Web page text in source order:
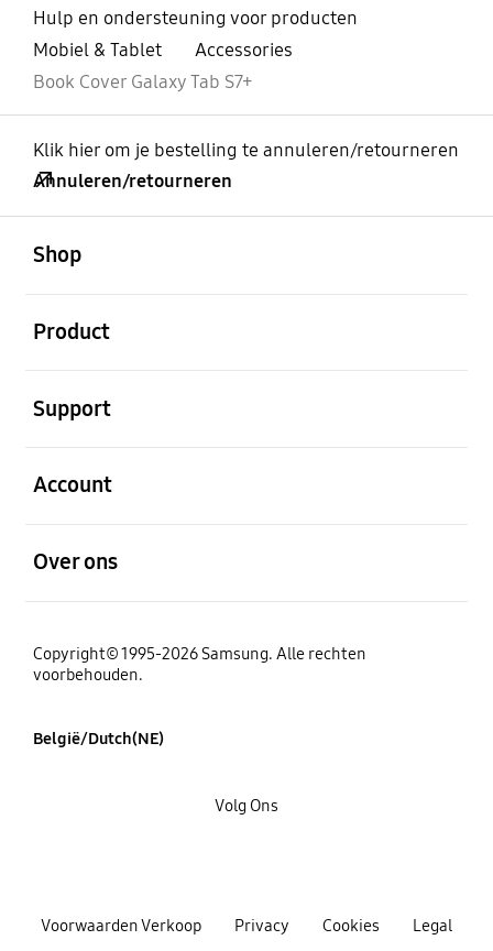
Hulp en ondersteuning voor producten
Mobiel & Tablet
Accessories
Book Cover Galaxy Tab S7+
Klik hier om je bestelling te annuleren/retourneren
Annuleren/retourneren
Shop
Product
Support
Account
Over ons
Copyright© 1995-2026 Samsung. Alle rechten
voorbehouden.
België/Dutch(NE)
Voorwaarden Verkoop Privacy Cookies Legal
Volg Ons